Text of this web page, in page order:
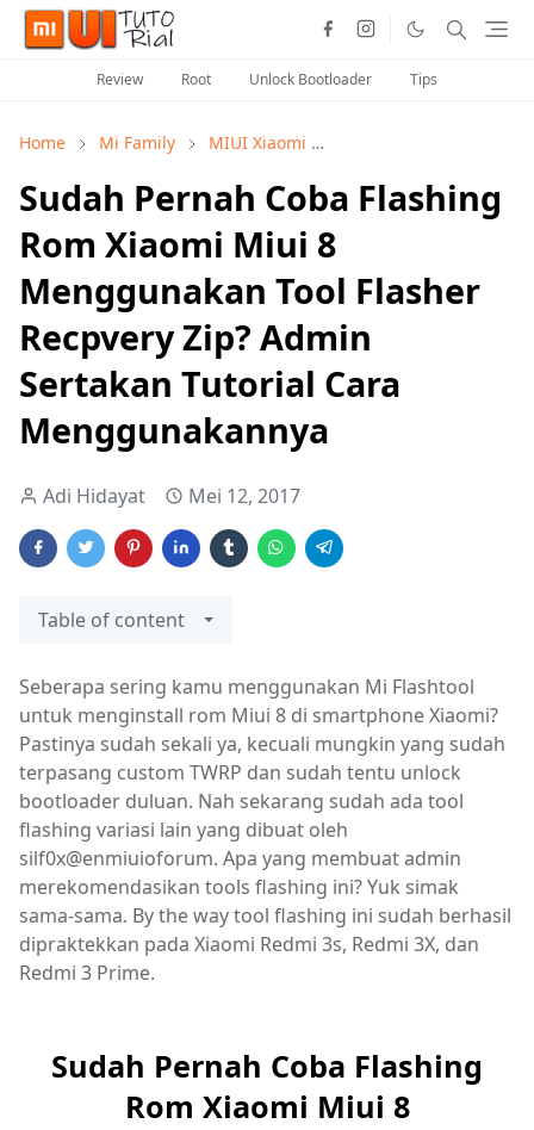
Review Root Unlock Bootloader Tips
Home Mi Family MIUI Xiaomi
Sudah Pernah Coba Flashing
Rom Xiaomi Miui 8
Menggunakan Tool Flasher
Recpvery Zip? Admin
Sertakan Tutorial Cara
Menggunakannya
Adi Hidayat Mei 12, 2017
Table of content
Seberapa sering kamu menggunakan Mi Flashtool
untuk menginstall rom Miui 8 di smartphone Xiaomi?
Pastinya sudah sekali ya, kecuali mungkin yang sudah
terpasang custom TWRP dan sudah tentu unlock
bootloader duluan. Nah sekarang sudah ada tool
flashing variasi lain yang dibuat oleh
silf0x@enmiuioforum. Apa yang membuat admin
merekomendasikan tools flashing ini? Yuk simak
sama-sama. By the way tool flashing ini sudah berhasil
dipraktekkan pada Xiaomi Redmi 3s, Redmi 3X, dan
Redmi 3 Prime.
Sudah Pernah Coba Flashing
Rom Xiaomi Miui 8